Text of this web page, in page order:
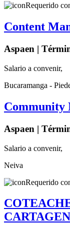
Requerido
Content
Aspaen |
Salario a convenir,
Bucaramanga -
Community
Aspaen |
Salario a convenir,
Neiva
Requerido